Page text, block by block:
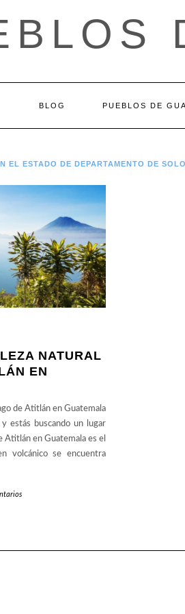
BLOG PUEBLOS DE
EL ESTADO DE DEPARTAMENTO DE
NATURAL
EN
de Atitlán en Guatemala
estás buscando un lugar
Atitlán en Guatemala es el
volcánico se encuentra